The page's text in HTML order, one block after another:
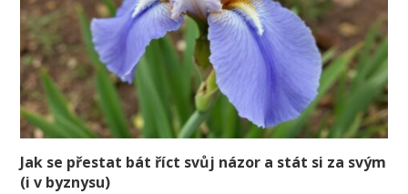
Jak se přestat bát říct svůj názor a stát si za svým
(i v byznysu)